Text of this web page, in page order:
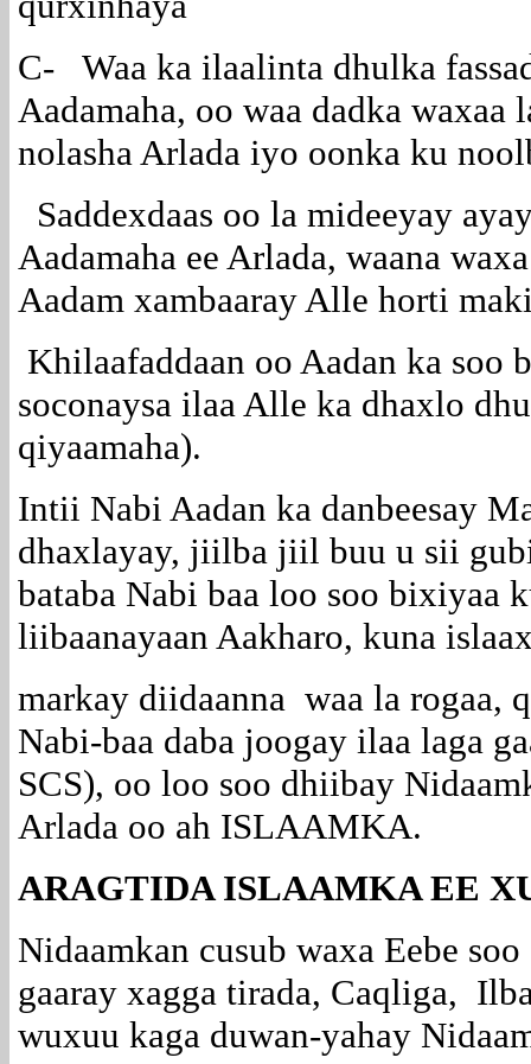
C- Waa ka ilaalinta dhulka
Aadamaha, oo waa dadka
nolasha Arlada iyo oonka ku
Saddexdaas oo la mideeyay
Aadamaha ee Arlada, waana
Aadam xambaaray Alle horti
Khilaafaddaan oo Aadan ka soo
soconaysa ilaa Alle ka dhaxlo
qiyaamaha).
Intii Nabi Aadan ka danbeesay
dhaxlayay, jiilba jiil buu u sii
bataba Nabi baa loo soo bixiyaa
liibaanayaan Aakharo, kuna
markay diidaanna waa la rogaa,
Nabi-baa daba joogay ilaa laga
SCS), oo loo soo dhiibay
Arlada oo ah ISLAAMKA.
ARAGTIDA ISLAAMKA EE
Nidaamkan cusub waxa Eebe
gaaray xagga tirada, Caqliga,
wuxuu kaga duwan-yahay